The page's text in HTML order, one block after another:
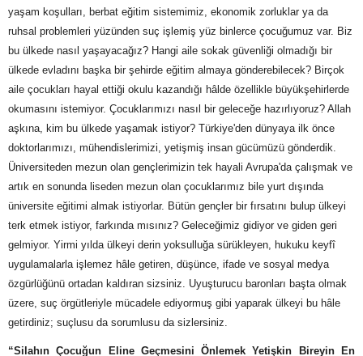
yaşam koşulları, berbat eğitim sistemimiz, ekonomik zorluklar ya da
ruhsal problemleri yüzünden suç işlemiş yüz binlerce çocuğumuz var. Biz
bu ülkede nasıl yaşayacağız? Hangi aile sokak güvenliği olmadığı bir
ülkede evladını başka bir şehirde eğitim almaya gönderebilecek? Birçok
aile çocukları hayal ettiği okulu kazandığı hâlde özellikle büyükşehirlerde
okumasını istemiyor. Çocuklarımızı nasıl bir geleceğe hazırlıyoruz? Allah
aşkına, kim bu ülkede yaşamak istiyor? Türkiye'den dünyaya ilk önce
doktorlarımızı, mühendislerimizi, yetişmiş insan gücümüzü gönderdik.
Üniversiteden mezun olan gençlerimizin tek hayali Avrupa'da çalışmak ve
artık en sonunda liseden mezun olan çocuklarımız bile yurt dışında
üniversite eğitimi almak istiyorlar. Bütün gençler bir fırsatını bulup ülkeyi
terk etmek istiyor, farkında mısınız? Geleceğimiz gidiyor ve giden geri
gelmiyor. Yirmi yılda ülkeyi derin yoksulluğa sürükleyen, hukuku keyfî
uygulamalarla işlemez hâle getiren, düşünce, ifade ve sosyal medya
özgürlüğünü ortadan kaldıran sizsiniz. Uyuşturucu baronları başta olmak
üzere, suç örgütleriyle mücadele ediyormuş gibi yaparak ülkeyi bu hâle
getirdiniz; suçlusu da sorumlusu da sizlersiniz.
“Silahın Çocuğun Eline Geçmesini Önlemek Yetişkin Bireyin En